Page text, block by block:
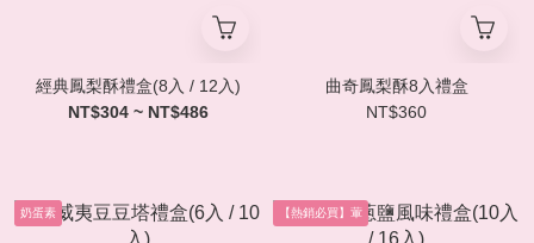
經典鳳梨酥禮盒(8入 / 12入)
NT$304 ~ NT$486
曲奇鳳梨酥8入禮盒
NT$360
奶蛋素 【熱銷必買】葷